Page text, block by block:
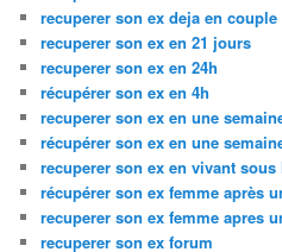
recuperer son ex deja en couple
recuperer son ex en 21 jours
recuperer son ex en 24h
récupérer son ex en 4h
recuperer son ex en une
récupérer son ex en une
recuperer son ex en vivant
récupérer son ex femme après
recuperer son ex femme apres
recuperer son ex forum